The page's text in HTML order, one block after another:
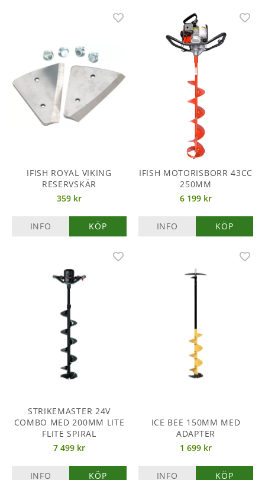
IFISH ROYAL VIKING
RESERVSKÄR
359 kr
INFO KÖP
IFISH MOTORISBORR 43CC
250MM
6 199 kr
INFO KÖP
STRIKEMASTER 24V
COMBO MED 200MM LITE
FLITE SPIRAL
7 499 kr
INFO KÖP
ICE BEE 150MM MED
ADAPTER
1 699 kr
INFO KÖP